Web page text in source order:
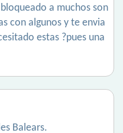
a muchos son
con algunos y te envia
estas ?pues una
Balears.